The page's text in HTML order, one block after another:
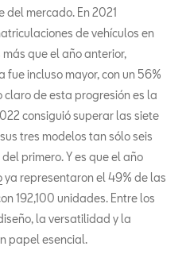
mercado. En 2021
de vehículos en
que el año anterior,
incluso mayor, con un 56%
claro de esta progresión es la
consiguió superar las siete
tres modelos tan sólo seis
primero. Y es que el año
ya representaron el 49% de las
192,100 unidades. Entre los
la versatilidad y la
papel esencial.